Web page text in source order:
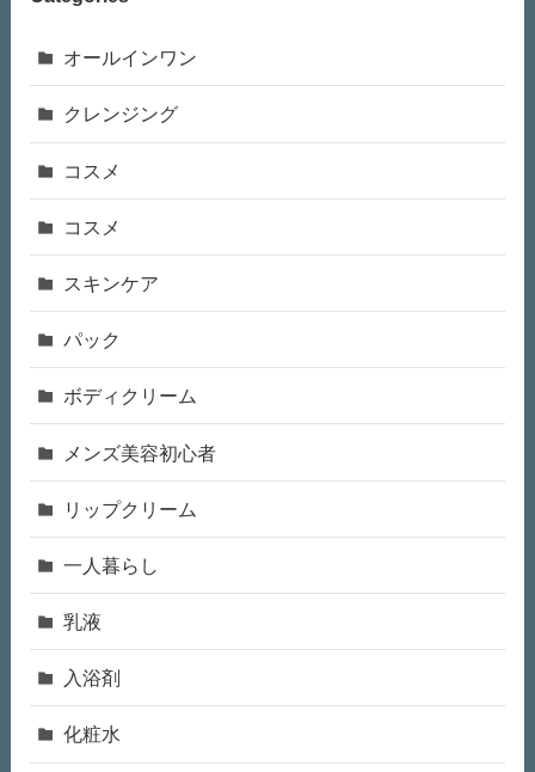
オールインワン
クレンジング
コスメ
コスメ
スキンケア
パック
ボディクリーム
メンズ美容初心者
リップクリーム
一人暮らし
乳液
入浴剤
化粧水